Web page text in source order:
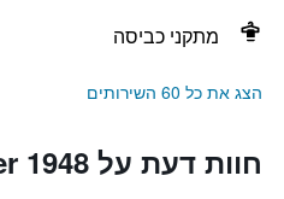
מתקני כביסה
הצג את כל 60 השירותים
חוות דעת על Meander 1948